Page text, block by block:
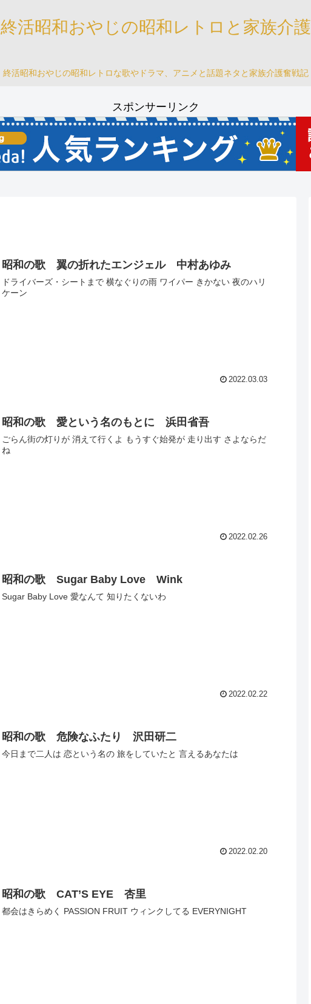
終活昭和おやじの昭和レトロと家族介護
終活昭和おやじの昭和レトロな歌やドラマ、アニメと話題ネタと家族介護奮戦記
スポンサーリンク
昭和の歌 翼の折れたエンジェル 中村あゆみ
ドライバーズ・シートまで 横なぐりの雨 ワイパー きかない 夜のハリ
ケーン
2022.03.03
昭和の歌 愛という名のもとに 浜田省吾
ごらん街の灯りが 消えて行くよ もうすぐ始発が 走り出す さよならだ
ね
2022.02.26
昭和の歌 Sugar Baby Love Wink
Sugar Baby Love 愛なんて 知りたくないわ
2022.02.22
昭和の歌 危険なふたり 沢田研二
今日まで二人は 恋という名の 旅をしていたと 言えるあなたは
2022.02.20
昭和の歌 CAT’S EYE 杏里
都会はきらめく PASSION FRUIT ウィンクしてる EVERYNIGHT